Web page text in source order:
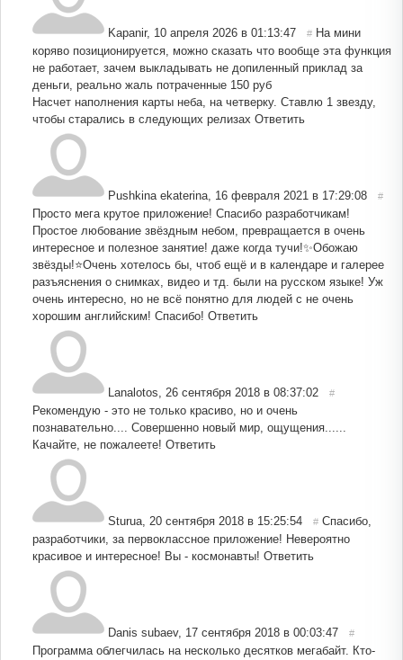
Kapanir, 10 апреля 2026 в 01:13:47 # На мини
коряво позиционируется, можно сказать что вообще эта функция
не работает, зачем выкладывать не допиленный приклад за
деньги, реально жаль потраченные 150 руб
Насчет наполнения карты неба, на четверку. Ставлю 1 звезду,
чтобы старались в следующих релизах Ответить
Pushkina ekaterina, 16 февраля 2021 в 17:29:08 #
Просто мега крутое приложение! Спасибо разработчикам!
Простое любование звёздным небом, превращается в очень
интересное и полезное занятие! даже когда тучи!✨Обожаю
звёзды!⭐Очень хотелось бы, чтоб ещё и в календаре и галерее
разъяснения о снимках, видео и тд. были на русском языке! Уж
очень интересно, но не всё понятно для людей с не очень
хорошим английским! Спасибо! Ответить
Lanalotos, 26 сентября 2018 в 08:37:02 #
Рекомендую - это не только красиво, но и очень
познавательно.... Совершенно новый мир, ощущения......
Качайте, не пожалеете! Ответить
Sturua, 20 сентября 2018 в 15:25:54 # Спасибо,
разработчики, за первоклассное приложение! Невероятно
красивое и интересное! Вы - космонавты! Ответить
Danis subaev, 17 сентября 2018 в 00:03:47 #
Программа облегчилась на несколько десятков мегабайт. Кто-